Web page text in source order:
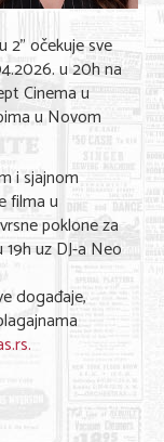
očekuje sve
u 20h na
Cinema u
u Novom
i sjajnom
filma u
poklone za
uz DJ-a Neo
događaje,